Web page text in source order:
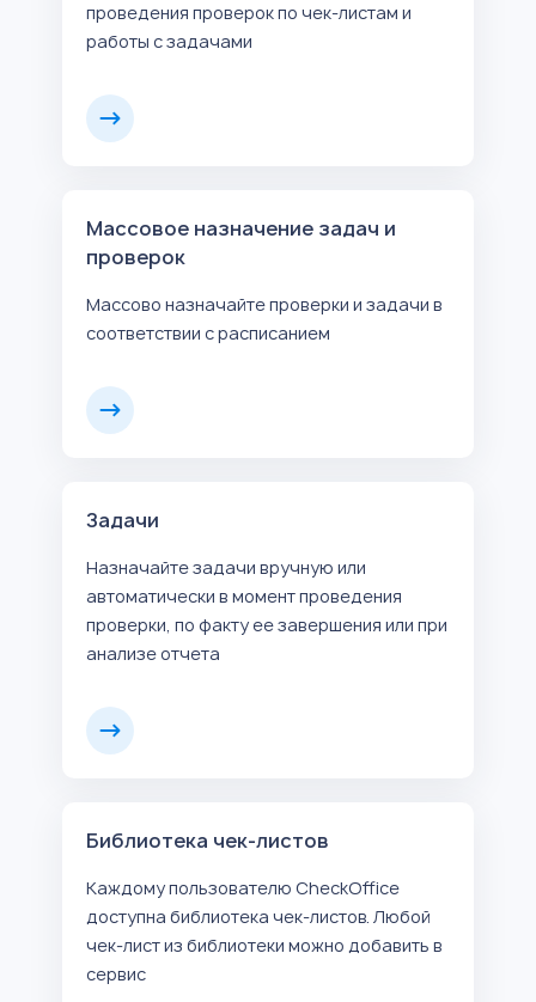
проведения проверок по чек-листам и
работы с задачами
Массовое назначение задач и
проверок
Массово назначайте проверки и задачи в
соответствии с расписанием
Задачи
Назначайте задачи вручную или
автоматически в момент проведения
проверки, по факту ее завершения или при
анализе отчета
Библиотека чек-листов
Каждому пользователю CheckOffice
доступна библиотека чек-листов. Любой
чек-лист из библиотеки можно добавить в
сервис